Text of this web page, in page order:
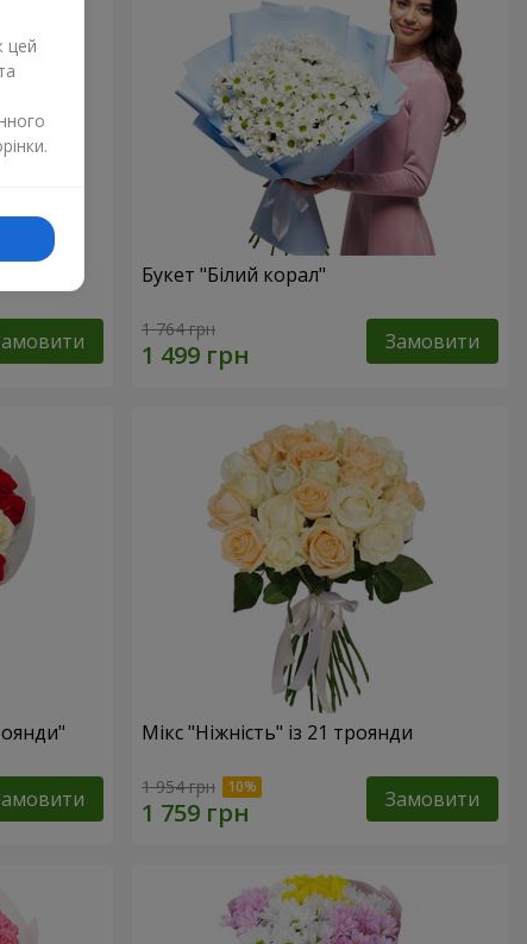
Букет "Білий корал"
1 764 грн Замовити
Мікс "Ніжність" із 21 троянди
1 954 грн Замовити
цей